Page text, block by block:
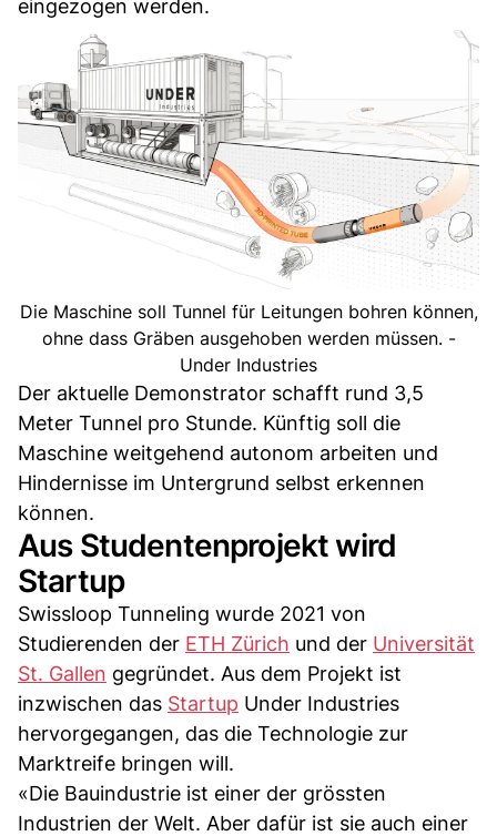
eingezogen werden.
Die Maschine soll Tunnel für Leitungen bohren können,
ohne dass Gräben ausgehoben werden müssen. -
Under Industries
Der aktuelle Demonstrator schafft rund 3,5
Meter Tunnel pro Stunde. Künftig soll die
Maschine weitgehend autonom arbeiten und
Hindernisse im Untergrund selbst erkennen
können.
Aus Studentenprojekt wird
Startup
Swissloop Tunneling wurde 2021 von
Studierenden der ETH Zürich und der Universität
St. Gallen gegründet. Aus dem Projekt ist
inzwischen das Startup Under Industries
hervorgegangen, das die Technologie zur
Marktreife bringen will.
«Die Bauindustrie ist einer der grössten
Industrien der Welt. Aber dafür ist sie auch einer